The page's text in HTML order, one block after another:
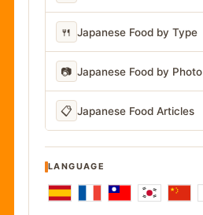
🍴 Japanese Food by Type
📷 Japanese Food by Photo
📋 Japanese Food Articles
LANGUAGE